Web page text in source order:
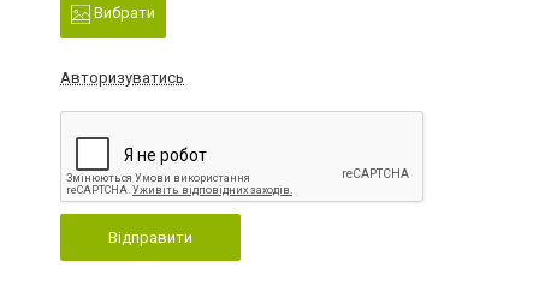
Вибрати
Авторизуватись
Відправити